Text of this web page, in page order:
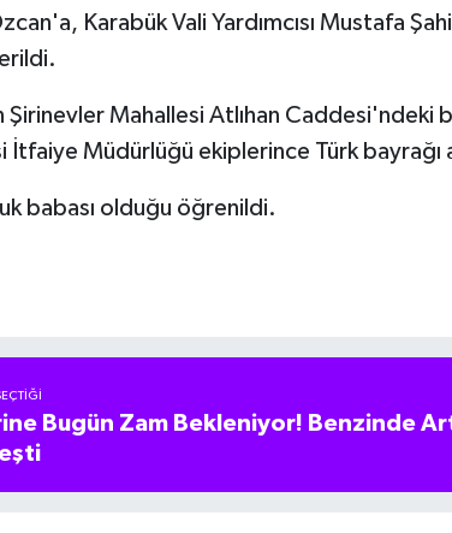
Karabük Vali Yardımcısı Mustafa
Şirinevler Mahallesi Atlıhan Caddesi'ndeki
İtfaiye Müdürlüğü ekiplerince Türk bayrağı
babası olduğu öğrenildi.
Bugün Zam Bekleniyor! Benzinde